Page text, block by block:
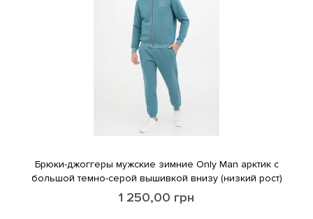
Брюки-джоггеры мужские зимние Only Man арктик с
большой темно-серой вышивкой внизу (низкий рост)
1 250,00 грн